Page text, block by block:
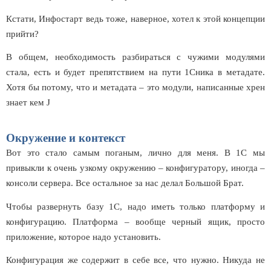
Кстати, Инфостарт ведь тоже, наверное, хотел к этой концепции
прийти?
В общем, необходимость разбираться с чужими модулями
стала, есть и будет препятствием на пути 1Сника в метадате.
Хотя бы потому, что и метадата – это модули, написанные хрен
знает кем J
Окружение и контекст
Вот это стало самым поганым, лично для меня. В 1С мы
привыкли к очень узкому окружению – конфигуратору, иногда –
консоли сервера. Все остальное за нас делал Большой Брат.
Чтобы развернуть базу 1С, надо иметь только платформу и
конфигурацию. Платформа – вообще черный ящик, просто
приложение, которое надо установить.
Конфигурация же содержит в себе все, что нужно. Никуда не